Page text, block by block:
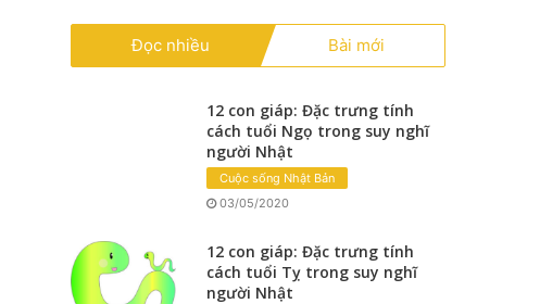
Đọc nhiều Bài mới
12 con giáp: Đặc trưng tính
cách tuổi Ngọ trong suy nghĩ
người Nhật
Cuộc sống Nhật Bản
03/05/2020
12 con giáp: Đặc trưng tính
cách tuổi Tỵ trong suy nghĩ
người Nhật